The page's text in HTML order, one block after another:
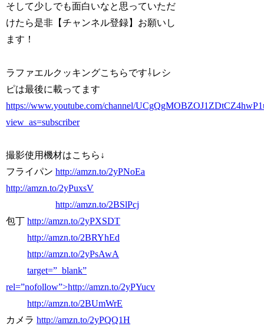
そして少しでも面白いなと思っていただ
けたら是非【チャンネル登録】お願いし
ます！
ラファエルクッキングこちらです⇩レシ
ピは最後に載ってます
https://www.youtube.com/channel/
view_as=subscriber
撮影使用機材はこちら↓
フライパンhttp://amzn.to/2yPNoEa
http://amzn.to/2yPuxsV
http://amzn.to/2BSlPcj
包丁http://amzn.to/2yPXSDT
http://amzn.to/2BRYhEd
http://amzn.to/2yPsAwA
target=”_blank”
rel=”nofollow”>http://amzn.to/2yPYucv
http://amzn.to/2BUmWrE
カメラhttp://amzn.to/2yPQQ1H